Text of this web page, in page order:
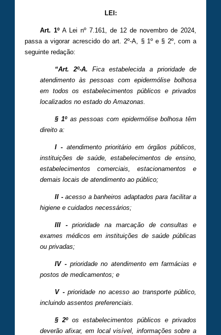
LEI:
Art. 1ºA Lei nº 7.161, de 12 de novembro de 2024,
passa a vigorar acrescido do art. 2º-A, § 1º e § 2º, com a
seguinte redação:
“Art. 2º-A. Fica estabelecida a prioridade de
atendimento às pessoas com epidermólise bolhosa
em todos os estabelecimentos públicos e privados
localizados no estado do Amazonas.
§ 1ºas pessoas com epidermólise bolhosa têm
direito a:
I - atendimento prioritário em órgãos públicos,
instituições de saúde, estabelecimentos de ensino,
estabelecimentos comerciais, estacionamentos e
demais locais de atendimento ao público;
II -acesso a banheiros adaptados para facilitar a
higiene e cuidados necessários;
III -prioridade na marcação de consultas e
exames médicos em instituições de saúde públicas
ou privadas;
IV - prioridade no atendimento em farmácias e
postos de medicamentos; e
V -prioridade no acesso ao transporte público,
incluindo assentos preferenciais.
§ 2ºos estabelecimentos públicos e privados
deverão afixar, em local visível, informações sobre a